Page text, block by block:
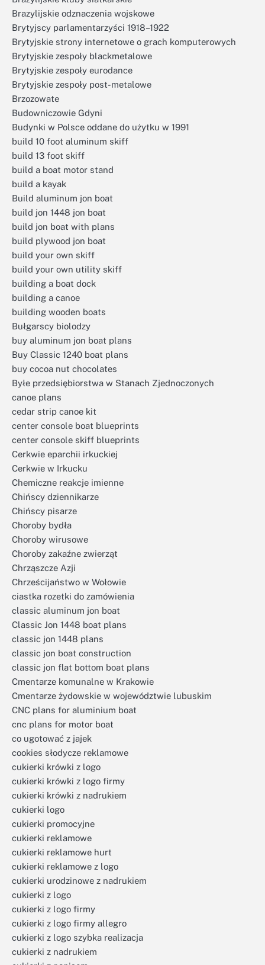
Brazylijskie odznaczenia wojskowe
Brytyjscy parlamentarzyści 1918–1922
Brytyjskie strony internetowe o grach komputerowych
Brytyjskie zespoły blackmetalowe
Brytyjskie zespoły eurodance
Brytyjskie zespoły post-metalowe
Brzozowate
Budowniczowie Gdyni
Budynki w Polsce oddane do użytku w 1991
build 10 foot aluminum skiff
build 13 foot skiff
build a boat motor stand
build a kayak
Build aluminum jon boat
build jon 1448 jon boat
build jon boat with plans
build plywood jon boat
build your own skiff
build your own utility skiff
building a boat dock
building a canoe
building wooden boats
Bułgarscy biolodzy
buy aluminum jon boat plans
Buy Classic 1240 boat plans
buy cocoa nut chocolates
Byłe przedsiębiorstwa w Stanach Zjednoczonych
canoe plans
cedar strip canoe kit
center console boat blueprints
center console skiff blueprints
Cerkwie eparchii irkuckiej
Cerkwie w Irkucku
Chemiczne reakcje imienne
Chińscy dziennikarze
Chińscy pisarze
Choroby bydła
Choroby wirusowe
Choroby zakaźne zwierząt
Chrząszcze Azji
Chrześcijaństwo w Wołowie
ciastka rozetki do zamówienia
classic aluminum jon boat
Classic Jon 1448 boat plans
classic jon 1448 plans
classic jon boat construction
classic jon flat bottom boat plans
Cmentarze komunalne w Krakowie
Cmentarze żydowskie w województwie lubuskim
CNC plans for aluminium boat
cnc plans for motor boat
co ugotować z jajek
cookies słodycze reklamowe
cukierki krówki z logo
cukierki krówki z logo firmy
cukierki krówki z nadrukiem
cukierki logo
cukierki promocyjne
cukierki reklamowe
cukierki reklamowe hurt
cukierki reklamowe z logo
cukierki urodzinowe z nadrukiem
cukierki z logo
cukierki z logo firmy
cukierki z logo firmy allegro
cukierki z logo szybka realizacja
cukierki z nadrukiem